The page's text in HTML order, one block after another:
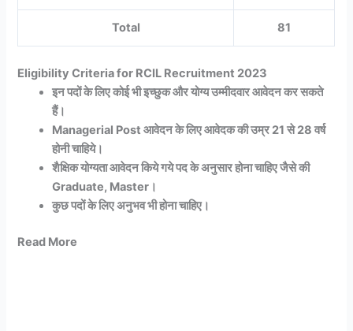
Total 81
Eligibility Criteria for RCIL Recruitment 2023
इन पदों के लिए कोई भी इच्छुक और योग्य उम्मीदवार आवेदन कर सकते
हैं।
Managerial Post आवेदन के लिए आवेदक की उम्र 21 से 28 वर्ष
होनी चाहिये।
शैक्षिक योग्यता आवेदन किये गये पद के अनुसार होना चाहिए जैसे की
Graduate, Master।
कुछ पदों के लिए अनुभव भी होना चाहिए।
Read More